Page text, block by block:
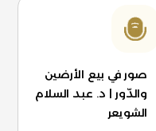
صور في بيع الأرضين
والدّور | د. عبد السلام
الشويعر